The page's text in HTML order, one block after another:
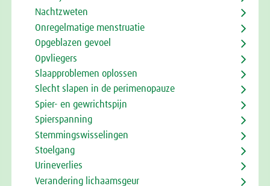
Nachtzweten
Onregelmatige menstruatie
Opgeblazen gevoel
Opvliegers
Slaapproblemen oplossen
Slecht slapen in de perimenopauze
Spier- en gewrichtspijn
Spierspanning
Stemmingswisselingen
Stoelgang
Urineverlies
Verandering lichaamsgeur